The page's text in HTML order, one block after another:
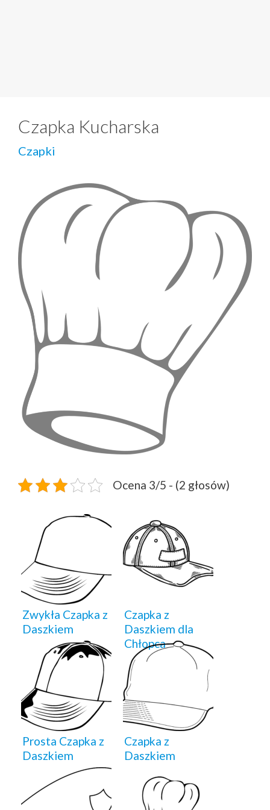
Czapka Kucharska
Czapki
Ocena 3/5 - (2 głosów)
Zwykła Czapka z
Daszkiem
Czapka z
Daszkiem dla
Chłopca
Prosta Czapka z
Daszkiem
Czapka z
Daszkiem